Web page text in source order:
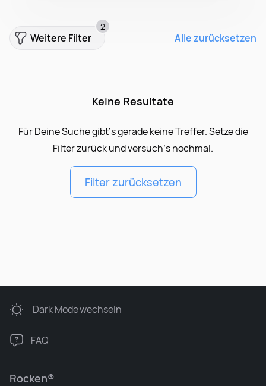
Weitere Filter
2
Alle zurücksetzen
Keine Resultate
Für Deine Suche gibt’s gerade keine Treffer. Setze die
Filter zurück und versuch’s nochmal.
Filter zurücksetzen
Rocken®
Dark Modewechseln
FAQ